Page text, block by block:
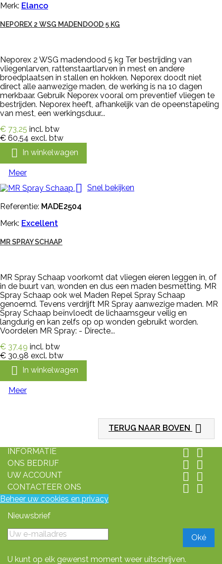
Merk: Elanco
NEPOREX 2 WSG MADENDOOD 5 KG
Neporex 2 WSG madendood 5 kg Ter bestrijding van
vliegenlarven, rattenstaartlarven in mest en andere
broedplaatsen in stallen en hokken. Neporex doodt niet
direct alle aanwezige maden, de werking is na 10 dagen
merkbaar. Gebruik Neporex vooral om preventief vliegen te
bestrijden. Neporex heeft, afhankelijk van de opeenstapeling
van mest, een werkingsduur...
€ 73,25 incl. btw
€ 60,54 excl. btw
 In winkelwagen
Meer
 Snel bekijken
Referentie: MADE2504
Merk: Excellent
MR SPRAY SCHAAP
MR Spray Schaap voorkomt dat vliegen eieren leggen in, of
in de buurt van, wonden en dus een maden besmetting. MR
Spray Schaap ook wel Maden Repel Spray Schaap
genoemd. Tevens verdrijft MR Spray aanwezige maden. MR
Spray Schaap beïnvloedt de lichaamsgeur veilig en
langdurig en kan zelfs op op wonden gebruikt worden.
Voordelen MR Spray: - Directe...
€ 37,49 incl. btw
€ 30,98 excl. btw
 In winkelwagen
Meer
TERUG NAAR BOVEN 
INFORMATIE  
ONS BEDRIJF  
UW ACCOUNT  
CONTACTEER ONS  
Beheer uw cookies en privacy
Nieuwsbrief
U kunt op elk gewenst moment weer uitschrijven.